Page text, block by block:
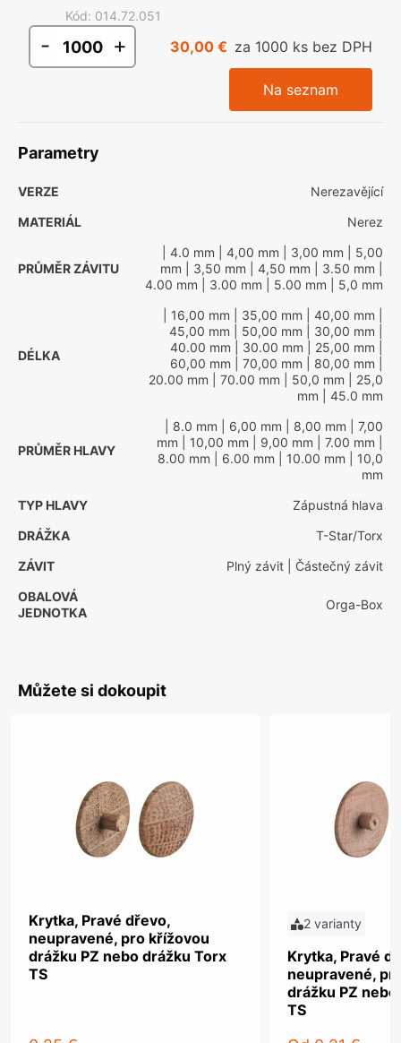
Kód: 014.72.051
- + 30,00 € za 1000 ks bez DPH
Na seznam
Parametry
VERZE
Nerezavějící
MATERIÁL
Nerez
PRŮMĚR ZÁVITU
| 4.0 mm | 4,00 mm | 3,00 mm | 5,00
mm | 3,50 mm | 4,50 mm | 3.50 mm
4.00 mm | 3.00 mm | 5.00 mm | 5,0 mm
DÉLKA
| 16,00 mm | 35,00 mm | 40,00 mm
45,00 mm | 50,00 mm | 30,00 mm
40.00 mm | 30.00 mm | 25,00 mm
60,00 mm | 70,00 mm | 80,00 mm
20.00 mm | 70.00 mm | 50,0 mm | 25,0
mm | 45.0 mm
PRŮMĚR HLAVY
| 8.0 mm | 6,00 mm | 8,00 mm | 7,00
mm | 10,00 mm | 9,00 mm | 7.00 mm
8.00 mm | 6.00 mm | 10.00 mm | 10,0
mm
TYP HLAVY
Zápustná hlava
DRÁŽKA
T-Star/Torx
ZÁVIT
Plný závit | Částečný závit
OBALOVÁ
JEDNOTKA
Orga-Box
Můžete si dokoupit
Krytka, Pravé dřevo,
neupravené, pro křížovou
drážku PZ nebo drážku Torx
TS
2 varianty
Krytka, Pravé
neupravené,
drážku PZ
TS